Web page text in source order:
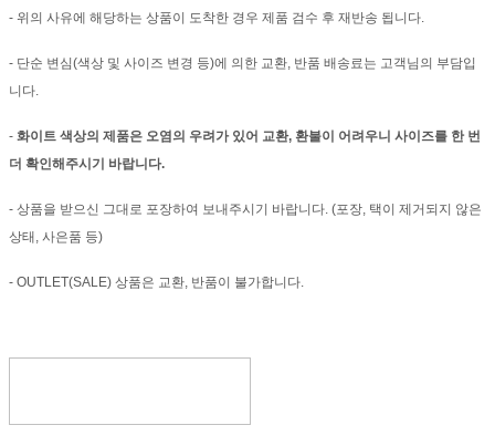
- 위의 사유에 해당하는 상품이 도착한 경우 제품 검수 후 재반송 됩니다.
- 단순 변심(색상 및 사이즈 변경 등)에 의한 교환, 반품 배송료는 고객님의 부담입
니다.
- 화이트 색상의 제품은 오염의 우려가 있어 교환, 환불이 어려우니 사이즈를 한 번
더 확인해주시기 바랍니다.
- 상품을 받으신 그대로 포장하여 보내주시기 바랍니다. (포장, 택이 제거되지 않은
상태, 사은품 등)
- OUTLET(SALE) 상품은 교환, 반품이 불가합니다.